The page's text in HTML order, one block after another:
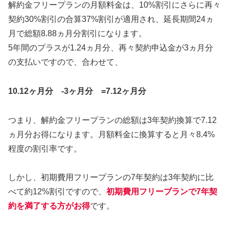
解約金フリープランの月額料金は、10%割引にさらに再々
契約30%割引の合算37%割引が適用され、延長期間24ヵ
月で総額8.88ヵ月分割引になります。
5年間のプラスが1.24ヵ月分、再々契約申込金が3ヵ月分
の支払いですので、合わせて、
10.12ヶ月分 -3ヶ月分 =7.12ヶ月分
つまり、解約金フリープランの総額は3年契約換算で7.12
ヵ月分お得になります。月額料金に換算すると月々8.4%
程度の割引率です。
しかし、初期費用フリープランの7年契約は3年契約に比
べて約12%割引ですので、 初期費用フリープランで7年契
約を満了する方がお得です。